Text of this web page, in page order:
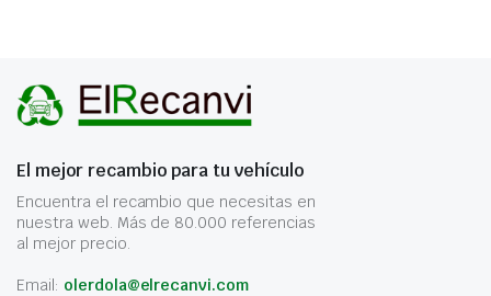
El mejor recambio para tu vehículo
Encuentra el recambio que necesitas en
nuestra web. Más de 80.000 referencias
al mejor precio.
Email: olerdola@elrecanvi.com